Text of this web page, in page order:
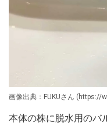
画像出典：FUKUさん (https://
本体の株に脱水用のバ